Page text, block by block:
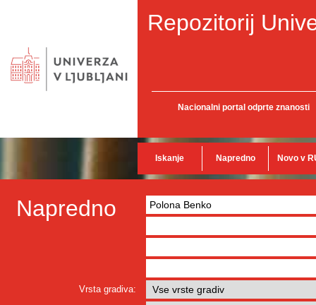
Repozitorij
Nacionalni portal odprte znanosti
Iskanje Napredno Novo v
Napredno
Vrsta gradiva: